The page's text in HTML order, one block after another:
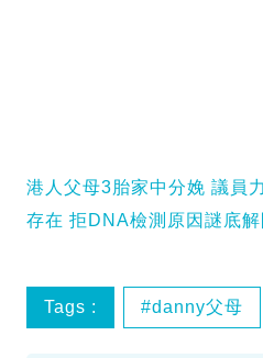
港人父母3胎家中分娩 議員
存在 拒DNA檢測原因謎底解
Tags : danny父母